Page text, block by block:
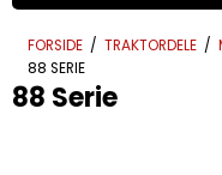
FORSIDE / TRAKTORDELE /
88 SERIE
88 Serie